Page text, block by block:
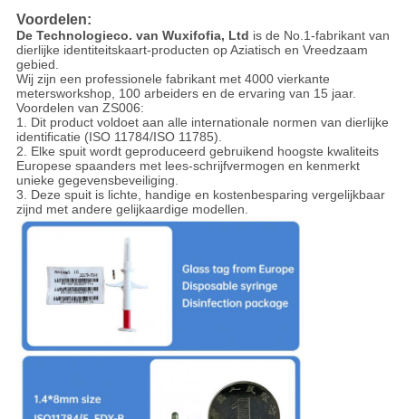
Voordelen:
De Technologieco. van Wuxifofia, Ltd is de No.1-fabrikant van
dierlijke identiteitskaart-producten op Aziatisch en Vreedzaam
gebied.
Wij zijn een professionele fabrikant met 4000 vierkante
metersworkshop, 100 arbeiders en de ervaring van 15 jaar.
Voordelen van ZS006:
1. Dit product voldoet aan alle internationale normen van dierlijke
identificatie (ISO 11784/ISO 11785).
2. Elke spuit wordt geproduceerd gebruikend hoogste kwaliteits
Europese spaanders met lees-schrijfvermogen en kenmerkt
unieke gegevensbeveiliging.
3.
Deze spuit is lichte, handige en kostenbesparing vergelijkbaar
zijnd met andere gelijkaardige modellen.